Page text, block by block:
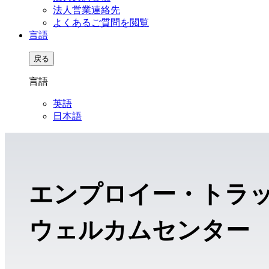
法人営業連絡先
よくあるご質問を閲覧
言語
戻る
言語
英語
日本語
エンプロイー・トラ
ウェルカムセンター